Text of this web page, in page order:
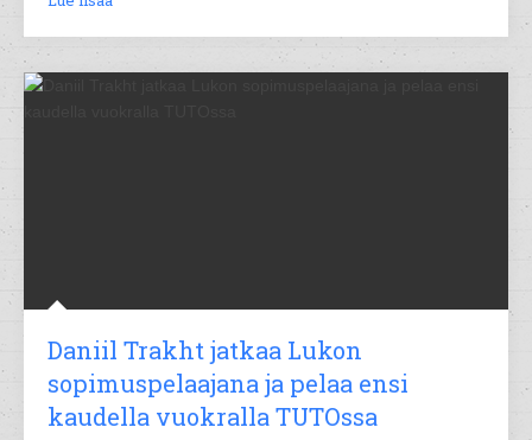
Daniil Trakht jatkaa Lukon
sopimuspelaajana ja pelaa ensi
kaudella vuokralla TUTOssa